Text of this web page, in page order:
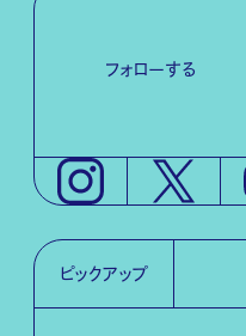
フォローする
ピックアップ